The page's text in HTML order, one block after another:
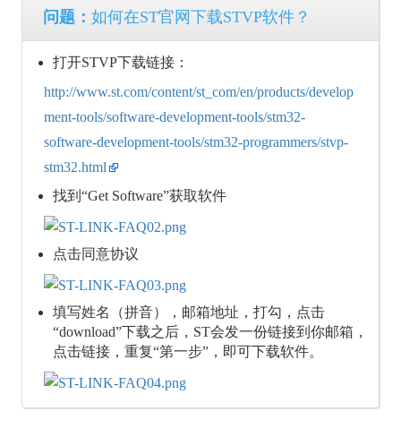
问题： 如何在ST官网下载STVP软件？
打开STVP下载链接：
http://www.st.com/content/st_com/en/products/develop
ment-tools/software-development-tools/stm32-
software-development-tools/stm32-programmers/stvp-
stm32.html
找到“Get Software”获取软件
点击同意协议
填写姓名（拼音），邮箱地址，打勾，点击
“download”下载之后，ST会发一份链接到你邮箱，
点击链接，重复“第一步”，即可下载软件。